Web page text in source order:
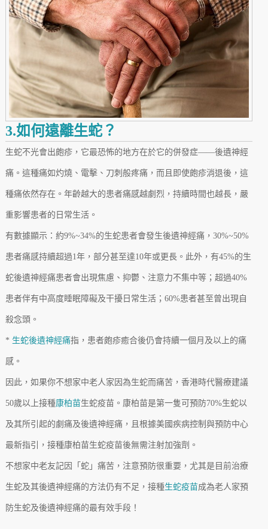
3.如何遠離生蛇？
生蛇不光會出皰疹，它最恐怖的地方在於它的併發症——後遺神經
痛。這種痛如灼燒、電擊、刀刺般疼痛，而且即使皰疹消退後，這
種痛依然存在。年齡越大的患者痛感越劇烈，持續時間也越長，嚴
重影響患者的日常生活。
有數據顯示：約9%~34%的生蛇患者會發生後遺神經痛，30%~50%
患者痛感持續超過1年，部分甚至達10年或更長。此外，有45%的生
蛇後遺神經痛患者會出現焦慮、抑鬱、注意力不集中等；超過40%
患者伴有中高度睡眠障礙及干擾日常生活；60%患者甚至曾出現自
殺念頭。
* 生蛇後遺神經痛指，患者皰疹癒合後仍會持續一個月及以上的痛
感。
因此，如果你不想家中老人家因為生蛇而痛苦，香港時代醫療建議
50歲以上接種康柏苗生蛇疫苗。康柏苗是第一隻可預防70%生蛇以
及其所引起的劇痛及後遺神經痛，且根據美國疾病控制與預防中心
最新指引，接種康柏苗生蛇疫苗後無需注射加強劑。
不想家中老友記因「蛇」痛苦，注意預防很重要，尤其是目前治療
生蛇及其後遺神經痛的方法仍有不足，接種生蛇疫苗成為老人家預
防生蛇及後遺神經痛的最有效手段！